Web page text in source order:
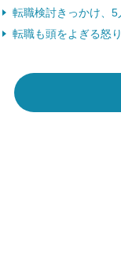
転職検討きっかけ、5
転職も頭をよぎる怒